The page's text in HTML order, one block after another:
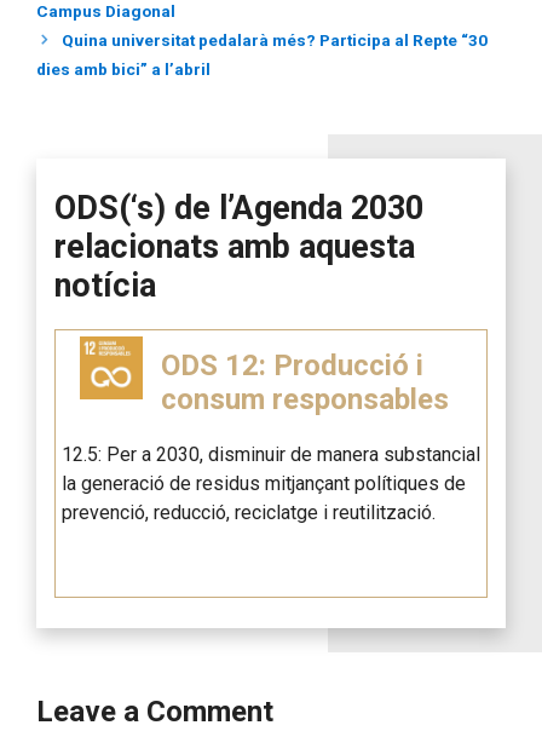
Campus Diagonal
Quina universitat pedalarà més? Participa al Repte “30
dies amb bici” a l’abril
ODS(‘s) de l’Agenda 2030
relacionats amb aquesta
notícia
ODS 12: Producció i
consum responsables
12.5: Per a 2030, disminuir de manera substancial
la generació de residus mitjançant polítiques de
prevenció, reducció, reciclatge i reutilització.
Leave a Comment